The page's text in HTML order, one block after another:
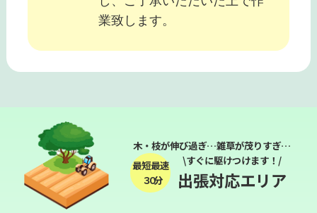
業致します。
木・枝が伸び過ぎ…雑草が茂りすぎ…
最短最速
３０分
\すぐに駆けつけます！/
出張対応エリア